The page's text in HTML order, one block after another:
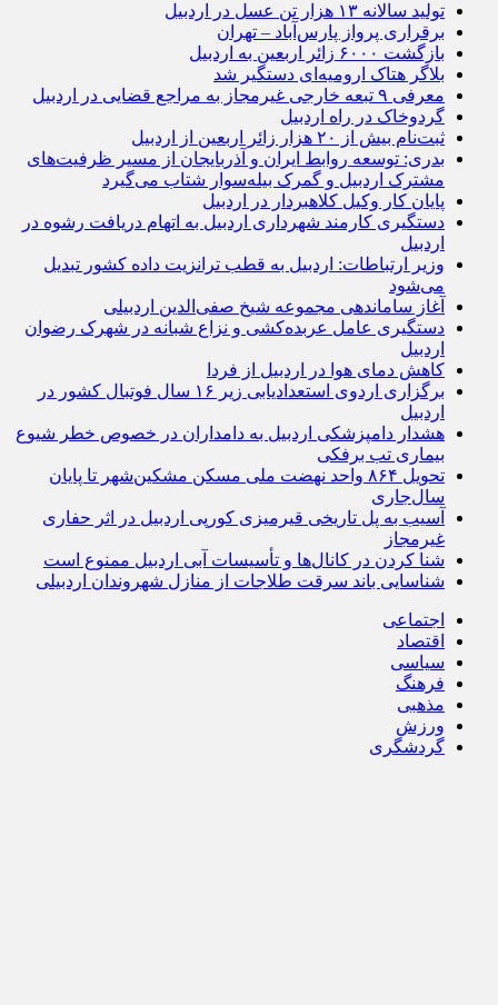
تولید سالانه ۱۳ هزار تن عسل در اردبیل
برقراری پرواز پارس‌آباد – تهران
بازگشت ۶۰۰۰ زائر اربعین به اردبیل
بلاگر هتاک ارومیه‌ای دستگیر شد
معرفی ۹ تبعه خارجی غیرمجاز به مراجع قضایی در اردبیل
گردوخاک در راه اردبیل
ثبت‌نام بیش از ۲۰ هزار زائر اربعین از اردبیل
بدری: توسعه روابط ایران و آذربایجان از مسیر ظرفیت‌های
مشترک اردبیل و گمرک بیله‌سوار شتاب می‌گیرد
پایان کار وکیل کلاهبردار در اردبیل
دستگیری کارمند شهرداری اردبیل به اتهام دریافت رشوه در
اردبیل
وزیر ارتباطات: اردبیل به قطب ترانزیت داده کشور تبدیل
می‌شود
آغاز ساماندهی مجموعه شیخ صفی‌الدین اردبیلی
دستگیری عامل عربده‌کشی و نزاع شبانه در شهرک رضوان
اردبیل
کاهش دمای هوا در اردبیل از فردا
برگزاری اردوی استعدادیابی زیر ۱۶ سال فوتبال کشور در
اردبیل
هشدار دامپزشکی اردبیل به دامداران در خصوص خطر شیوع
بیماری تب برفکی
تحویل ۸۶۴ واحد نهضت ملی مسکن مشکین‌شهر تا پایان
سال‌جاری
آسیب به پل تاریخی قیرمیزی کورپی اردبیل در اثر حفاری
غیرمجاز
شنا کردن در کانال‌ها و تأسیسات آبی اردبیل ممنوع است
شناسایی باند سرقت طلاجات از منازل شهروندان اردبیلی
اجتماعی
اقتصاد
سیاسی
فرهنگ
مذهبی
ورزش
گردشگری